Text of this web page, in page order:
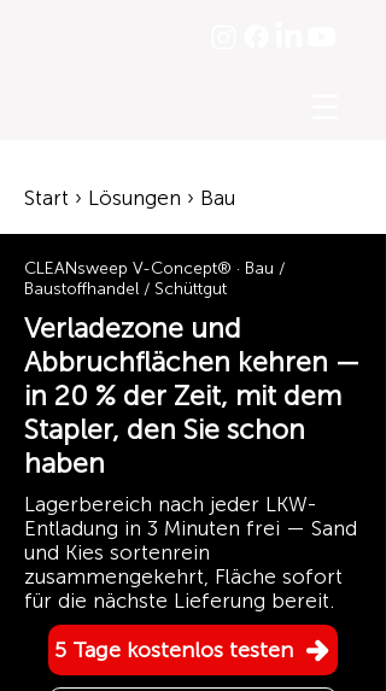
Start › Lösungen › Bau
CLEANsweep V-Concept® · Bau /
Baustoffhandel / Schüttgut
Verladezone und
Abbruchflächen kehren —
in 20 % der Zeit, mit dem
Stapler, den Sie schon
haben
Lagerbereich nach jeder LKW-
Entladung in 3 Minuten frei — Sand
und Kies sortenrein
zusammengekehrt, Fläche sofort
für die nächste Lieferung bereit.
5 Tage kostenlos testen